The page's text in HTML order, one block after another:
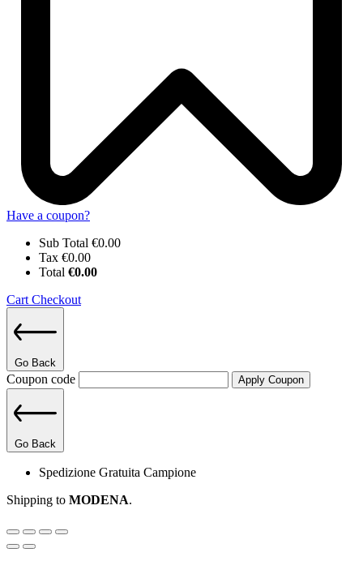
Have a coupon?
Sub Total €0.00
Tax €0.00
Total €0.00
Cart Checkout
Go Back
Coupon code Apply Coupon
Go Back
Spedizione Gratuita Campione
Shipping to MODENA.